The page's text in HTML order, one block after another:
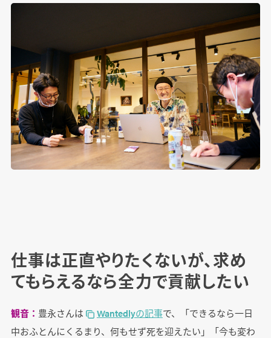
仕事は正直やりたくないが、求め
てもらえるなら全力で貢献したい
観音： 豊永さんは Wantedlyの記事で、「できるなら一日
中おふとんにくるまり、何もせず死を迎えたい」「今も変わ